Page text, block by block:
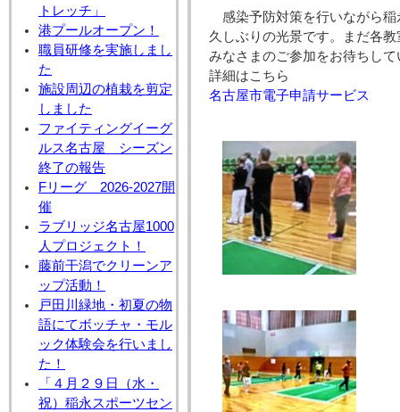
トレッチ」
港プールオープン！
職員研修を実施しまし
た
施設周辺の植栽を剪定
しました
ファイティングイーグ
ルス名古屋 シーズン
終了の報告
Fリーグ 2026-2027開
催
ラブリッジ名古屋1000
人プロジェクト！
藤前干潟でクリーンア
ップ活動！
戸田川緑地・初夏の物
語にてボッチャ・モル
ック体験会を行いまし
た！
「４月２９日（水・
祝）稲永スポーツセン
感染予防対策を行いながら
久しぶりの光景です。まだ各
みなさまのご参加をお待ちして
詳細はこちら
名古屋市電子申請サービス